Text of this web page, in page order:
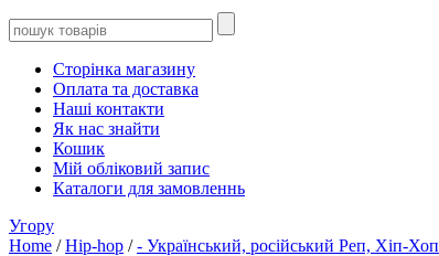
Сторінка магазину
Оплата та доставка
Наші контакти
Як нас знайти
Кошик
Мій обліковий запис
Каталоги для замовленнь
Угору
Home /Hip-hop /- Український, російський Реп, Хіп-Хоп